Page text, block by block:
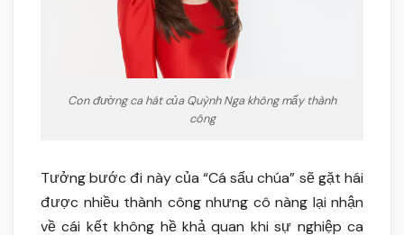
Con đường ca hát của Quỳnh Nga không mấy thành
công
Tưởng bước đi này của “Cá sấu chúa” sẽ gặt hái
được nhiều thành công nhưng cô nàng lại nhận
về cái kết không hề khả quan khi sự nghiệp ca